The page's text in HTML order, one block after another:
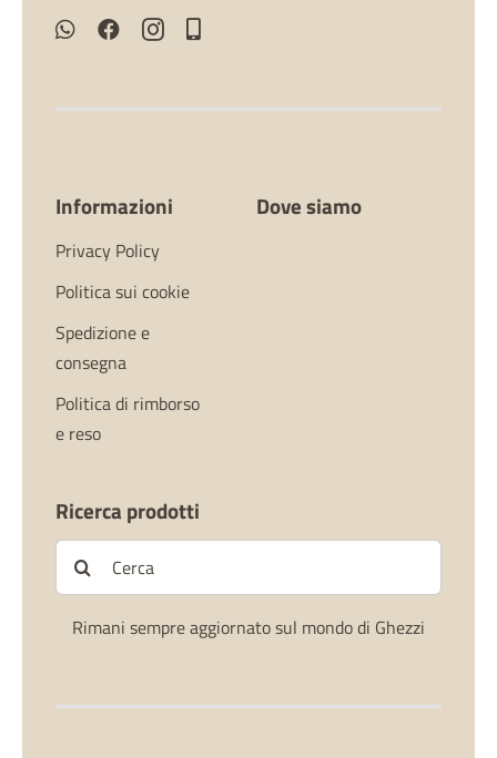
Informazioni
Privacy Policy
Politica sui cookie
Spedizione e
consegna
Politica di rimborso
e reso
Dove siamo
Ricerca prodotti
Cerca
per:
Rimani sempre aggiornato sul mondo di Ghezzi